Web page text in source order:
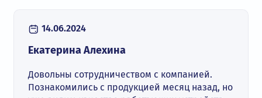
14.06.2024
Екатерина Алехина
Довольны сотрудничеством с компанией.
Познакомились с продукцией месяц назад, но